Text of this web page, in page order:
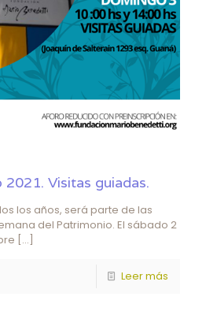
Visitas guiadas.
los años, será parte de las
del Patrimonio. El sábado 2
[…]
Leer más